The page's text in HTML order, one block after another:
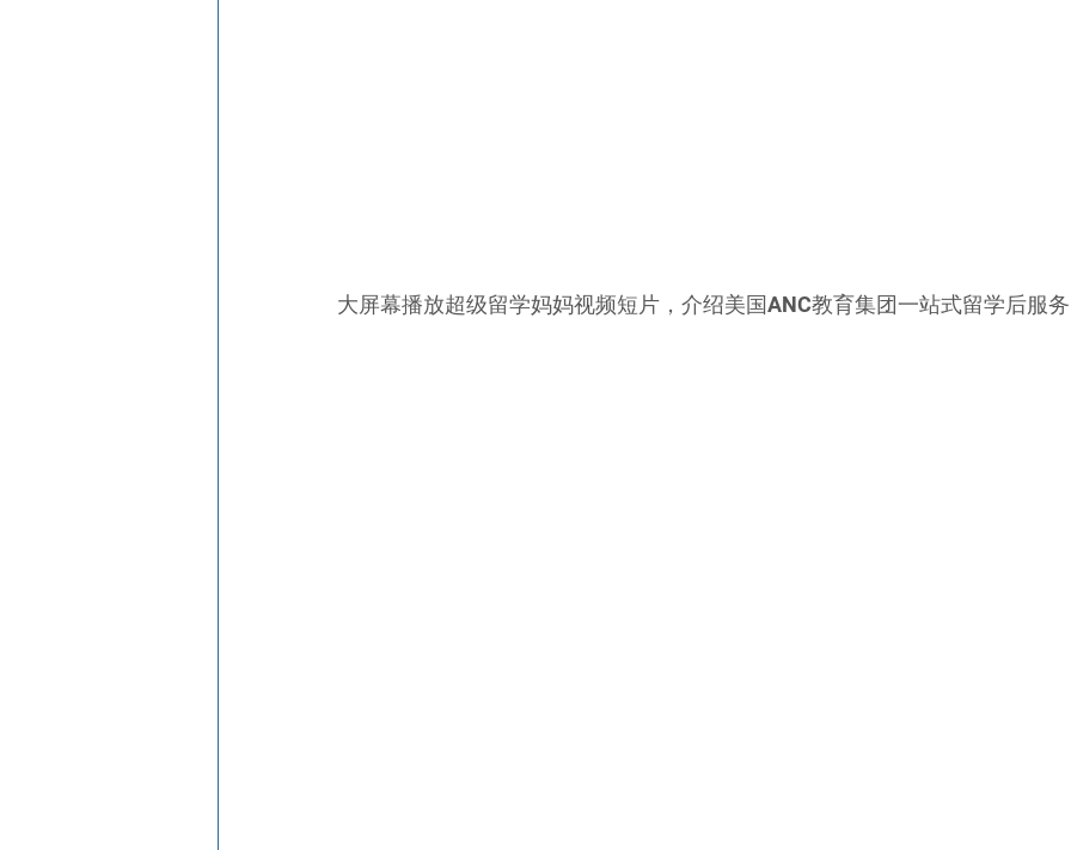
大屏幕播放超级留学妈妈视频短片，介绍美国ANC教育集团一站式留学后服